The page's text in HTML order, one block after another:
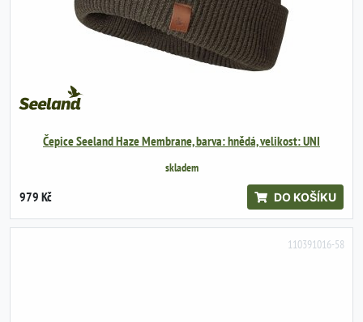
Čepice Seeland Haze Membrane, barva: hnědá, velikost: UNI
skladem
979 Kč DO KOŠÍKU
110391016-58